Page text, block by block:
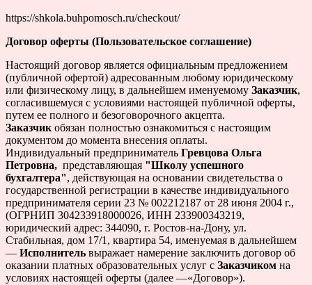
https://shkola.buhpomosch.ru/checkout/
Договор оферты (Пользовательское соглашение)
Настоящий договор является официальным предложением
(публичной офертой) адресованным любому юридическому
или физическому лицу, в дальнейшем именуемому Заказчик,
согласившемуся с условиями настоящей публичной оферты,
путем ее полного и безоговорочного акцепта.
Заказчик обязан полностью ознакомиться с настоящим
документом до момента внесения оплаты.
Индивидуальный предприниматель Гревцова Ольга
Петровна, представляющая "Школу успешного
бухгалтера", действующая на основании свидетельства о
государственной регистрации в качестве индивидуального
предпринимателя серии 23 № 002212187 от 28 июня 2004 г.,
(ОГРНИП 304233918000026, ИНН 233900343219,
юридический адрес: 344090, г. Ростов-на-Дону, ул.
Стабильная, дом 17/1, квартира 54, именуемая в дальнейшем
— Исполнитель выражает намерение заключить договор об
оказании платных образовательных услуг с Заказчиком на
условиях настоящей оферты (далее —«Договор»).